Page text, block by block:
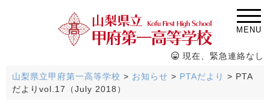
MENU
現在、緊急連絡なし
山梨県立甲府第一高等学校 > お知らせ > PTAだより > PTA
だよりvol.17（July 2018）